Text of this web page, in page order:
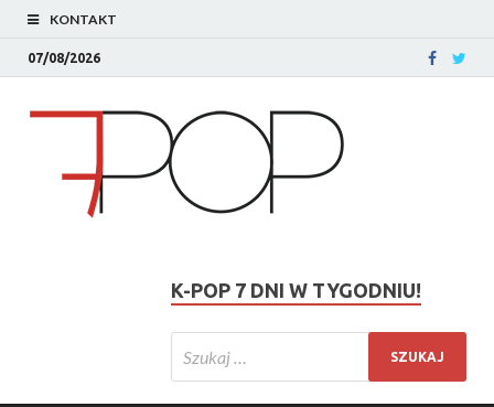
KONTAKT
07/08/2026
K-POP 7 DNI W TYGODNIU!